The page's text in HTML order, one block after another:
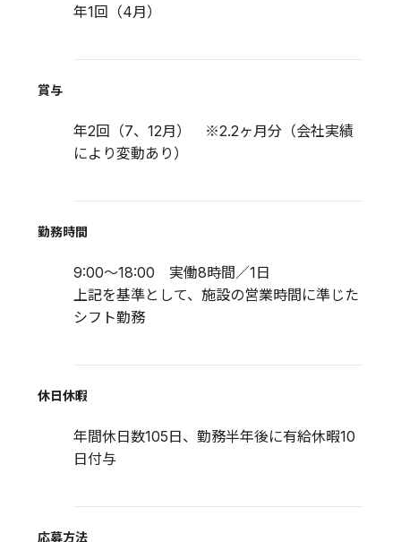
年1回（4月）
賞与
年2回（7、12月） ※2.2ヶ月分（会社実績
により変動あり）
勤務時間
9:00～18:00 実働8時間／1日
上記を基準として、施設の営業時間に準じた
シフト勤務
休日休暇
年間休日数105日、勤務半年後に有給休暇10
日付与
応募方法